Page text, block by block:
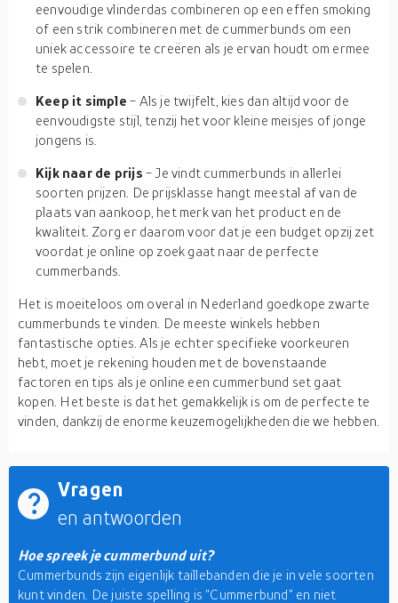
eenvoudige vlinderdas combineren op een effen smoking
of een strik combineren met de cummerbunds om een
uniek accessoire te creëren als je ervan houdt om ermee
te spelen.
Keep it simple- Als je twijfelt, kies dan altijd voor de
eenvoudigste stijl, tenzij het voor kleine meisjes of jonge
jongens is.
Kijk naar de prijs - Je vindt cummerbunds in allerlei
soorten prijzen. De prijsklasse hangt meestal af van de
plaats van aankoop, het merk van het product en de
kwaliteit. Zorg er daarom voor dat je een budget opzij zet
voordat je online op zoek gaat naar de perfecte
cummerbands.
Het is moeiteloos om overal in Nederland goedkope zwarte
cummerbunds te vinden. De meeste winkels hebben
fantastische opties. Als je echter specifieke voorkeuren
hebt, moet je rekening houden met de bovenstaande
factoren en tips als je online een cummerbund set gaat
kopen. Het beste is dat het gemakkelijk is om de perfecte te
vinden, dankzij de enorme keuzemogelijkheden die we hebben.
Vragen
en antwoorden
Hoe spreek je cummerbund uit?
Cummerbunds zijn eigenlijk taillebanden die je in vele soorten
kunt vinden. De juiste spelling is "Cummerbund" en niet